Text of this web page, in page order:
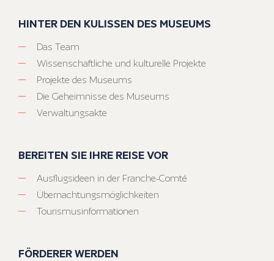
HINTER DEN KULISSEN DES MUSEUMS
Das Team
Wissenschaftliche und kulturelle Projekte
Projekte des Museums
Die Geheimnisse des Museums
Verwaltungsakte
BEREITEN SIE IHRE REISE VOR
Ausflugsideen in der Franche-Comté
Übernachtungsmöglichkeiten
Tourismusinformationen
FÖRDERER WERDEN